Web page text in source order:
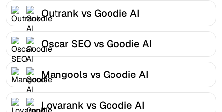
Outrank vs Goodie AI
Oscar SEO vs Goodie AI
Mangools vs Goodie AI
Lovarank vs Goodie AI